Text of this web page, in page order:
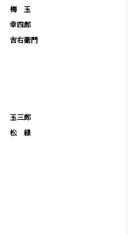
梅
玉
幸四郎
吉右衛門
玉三郎
松
緑